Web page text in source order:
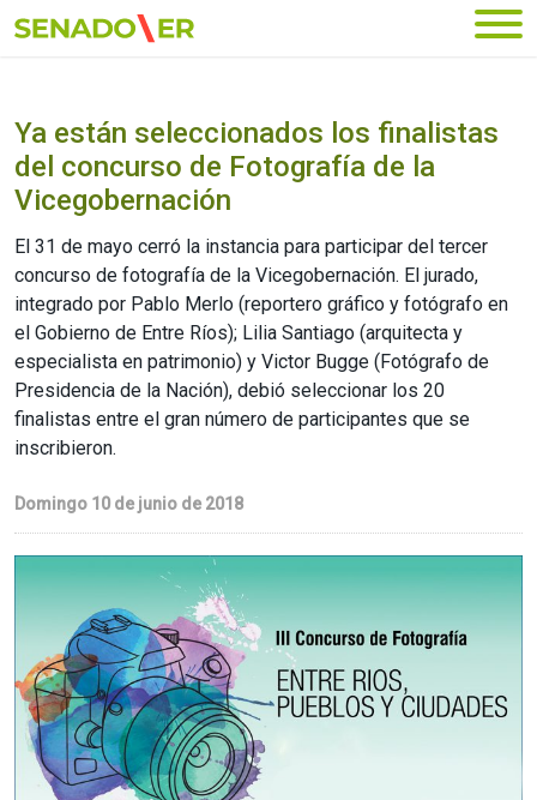
Ir al menú principal
Ya están seleccionados los finalistas
del concurso de Fotografía de la
Vicegobernación
El 31 de mayo cerró la instancia para participar del tercer
concurso de fotografía de la Vicegobernación. El jurado,
integrado por Pablo Merlo (reportero gráfico y fotógrafo en
el Gobierno de Entre Ríos); Lilia Santiago (arquitecta y
especialista en patrimonio) y Victor Bugge (Fotógrafo de
Presidencia de la Nación), debió seleccionar los 20
finalistas entre el gran número de participantes que se
inscribieron.
Domingo 10 de junio de 2018